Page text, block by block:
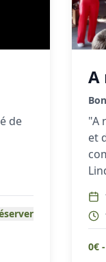
de
A
"A
et
0€ -